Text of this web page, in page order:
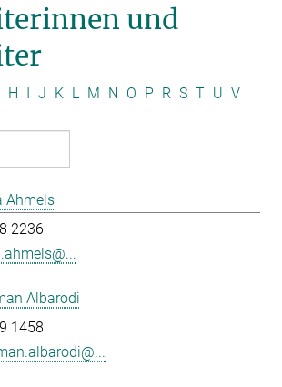
und
H I J K L M N O P R S T U V
Ahmels
2236
Albarodi
1458